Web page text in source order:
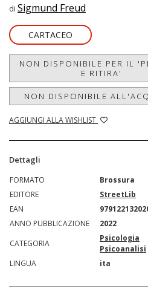
di Sigmund Freud
CARTACEO
NON DISPONIBILE PER IL
E RITIRA'
NON DISPONIBILE
AGGIUNGI ALLA WISHLIST
Dettagli
FORMATO
Brossura
EDITORE
StreetLib
EAN
ANNO PUBBLICAZIONE
2022
CATEGORIA
Psicologia
Psicoanalisi
LINGUA
ita